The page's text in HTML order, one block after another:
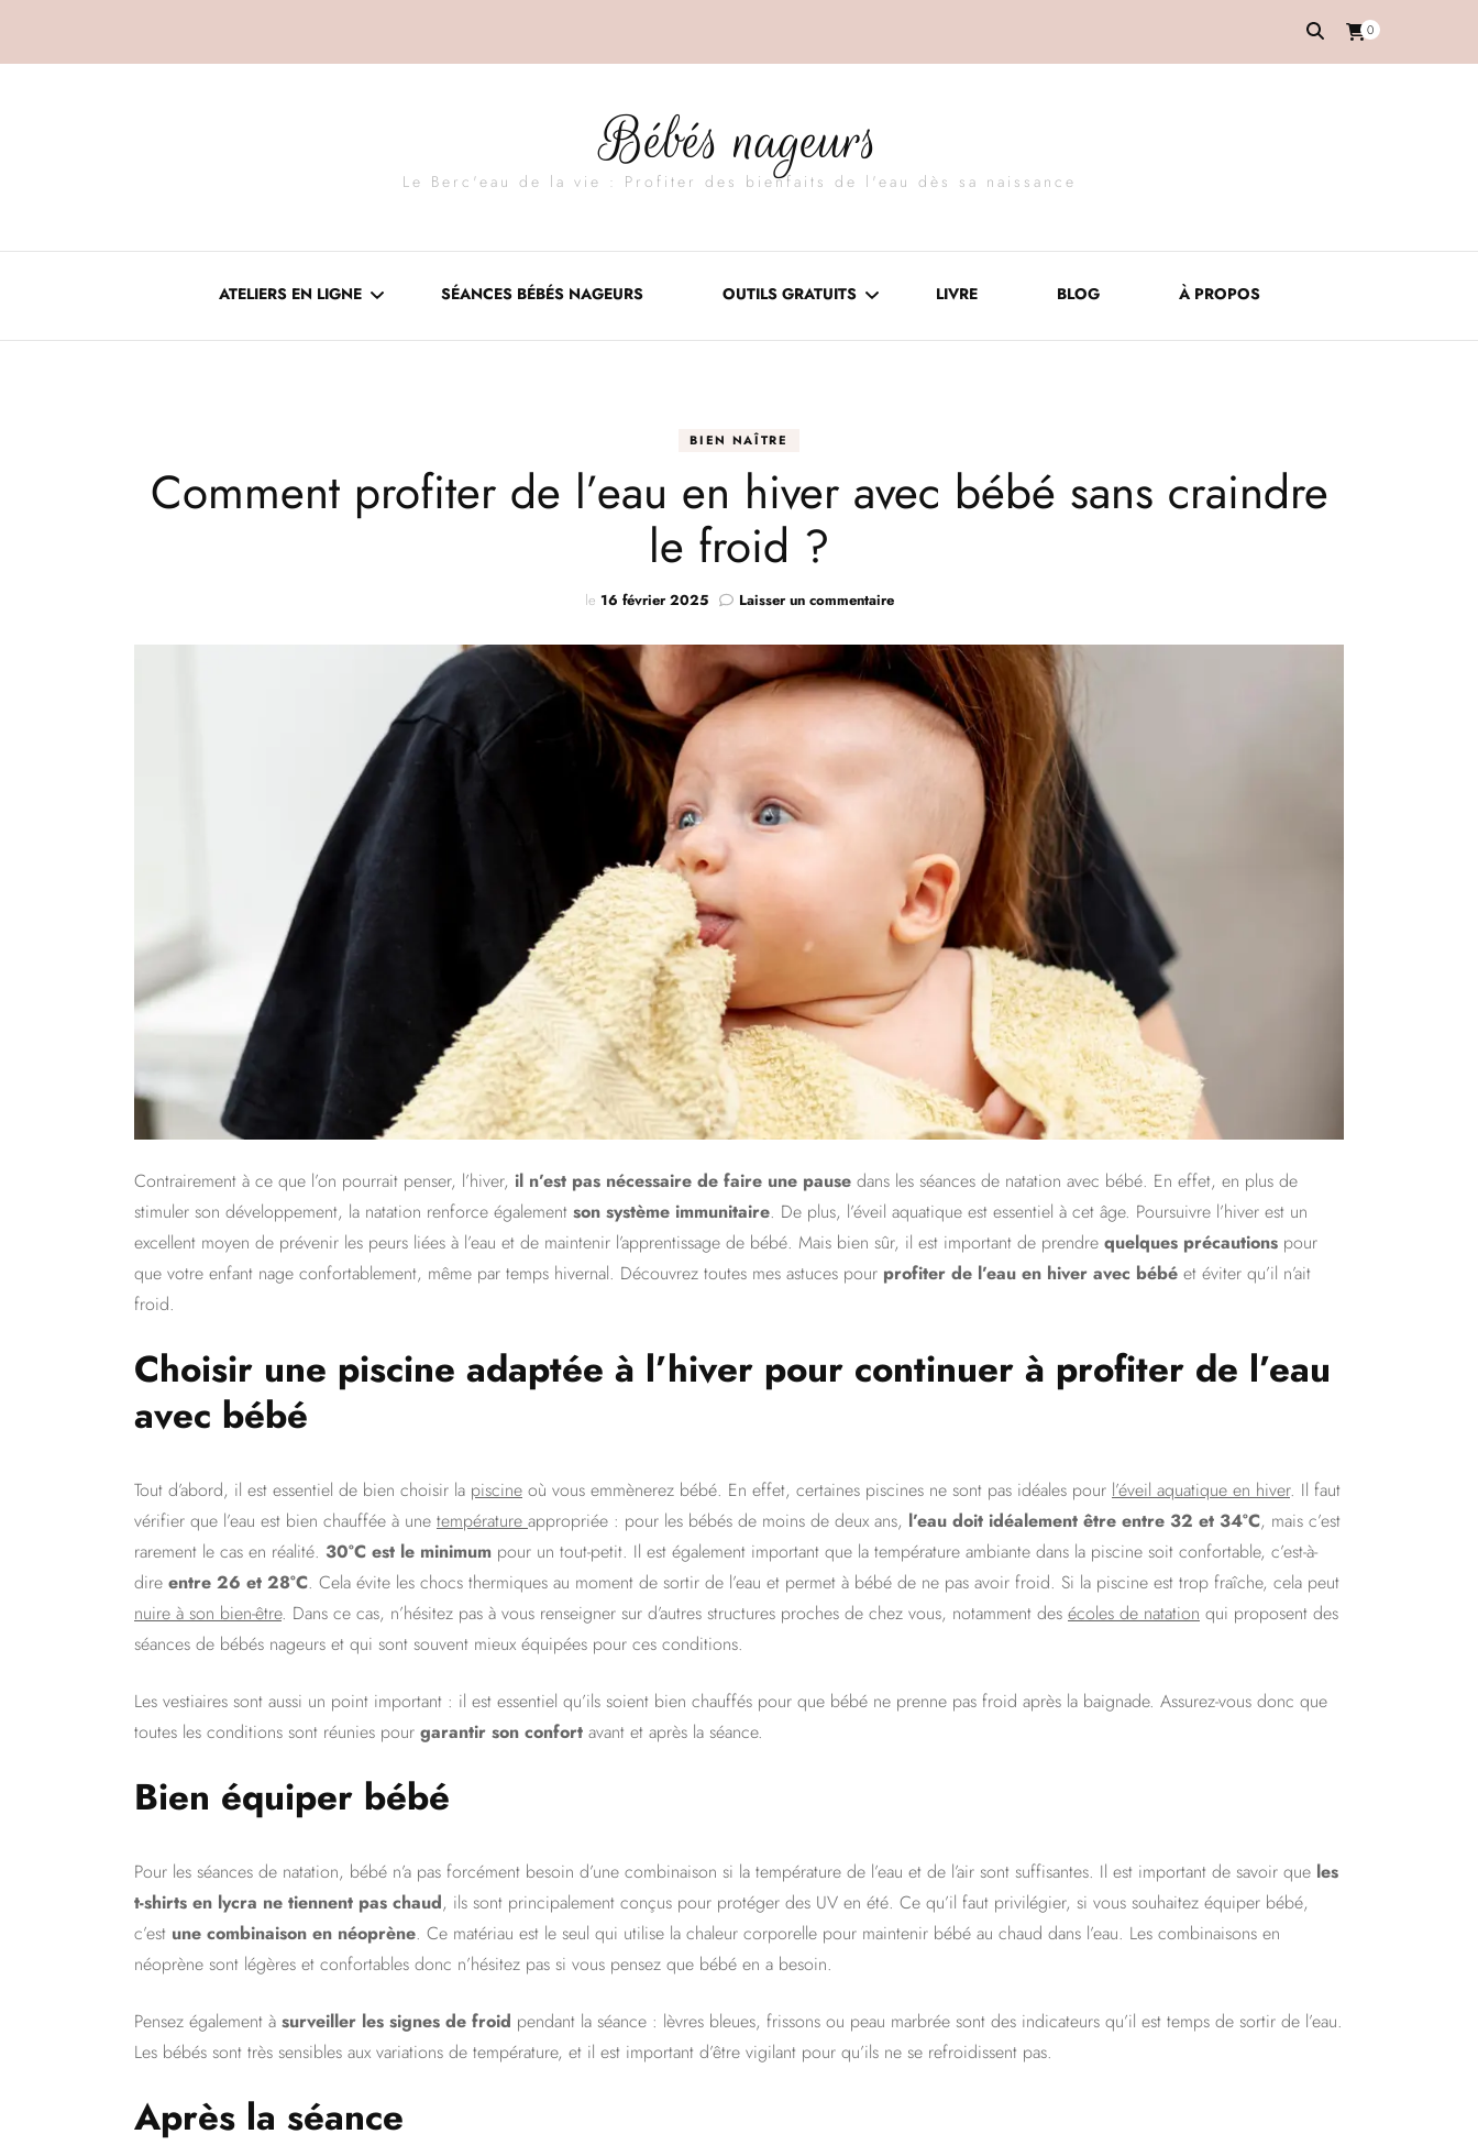
0
Bébés nageurs
Le Berc'eau de la vie : Profiter des bienfaits de l'eau dès sa naissance
ATELIERS EN LIGNE
VOTRE ACCÈS À L’ATELIER
0/12 MOIS
VOTRE ACCÈS À L’ATELIER
VOTRE ACCÈS À L’ATELIER
SÉANCES BÉBÉS NAGEURS OUTILS GRATUITS LIVRE BLOG À PROPOS
BIEN NAÎTRE
Comment profiter de l’eau en hiver avec bébé sans craindre
le froid ?
le 16 février 2025 Laisser un commentairesur
profiter
de
l’eau
en
hiver
froid
?
Contrairement à ce que l’on pourrait penser, l’hiver, il n’est pas nécessaire de faire une pause dans les séances de natation avec bébé. En effet, en plus de
stimuler son développement, la natation renforce également son système immunitaire. De plus, l’éveil aquatique est essentiel à cet âge. Poursuivre l’hiver est un
excellent moyen de prévenir les peurs liées à l’eau et de maintenir l’apprentissage de bébé. Mais bien sûr, il est important de prendre quelques précautions pour
que votre enfant nage confortablement, même par temps hivernal. Découvrez toutes mes astuces pour profiter de l’eau en hiver avec bébé et éviter qu’il n’ait
froid.
Choisir une piscine adaptée à l’hiver pour continuer à profiter de l’eau
avec bébé
Tout d’abord, il est essentiel de bien choisir la piscine où vous emmènerez bébé. En effet, certaines piscines ne sont pas idéales pour l’éveil aquatique en hiver. Il faut
vérifier que l’eau est bien chauffée à une température appropriée : pour les bébés de moins de deux ans, l’eau doit idéalement être entre 32 et 34°C, mais c’est
rarement le cas en réalité. 30°C est le minimum pour un tout-petit. Il est également important que la température ambiante dans la piscine soit confortable, c’est-à-
dire entre 26 et 28°C. Cela évite les chocs thermiques au moment de sortir de l’eau et permet à bébé de ne pas avoir froid. Si la piscine est trop fraîche, cela peut
nuire à son bien-être. Dans ce cas, n’hésitez pas à vous renseigner sur d’autres structures proches de chez vous, notamment des écoles de natation qui proposent des
séances de bébés nageurs et qui sont souvent mieux équipées pour ces conditions.
Les vestiaires sont aussi un point important : il est essentiel qu’ils soient bien chauffés pour que bébé ne prenne pas froid après la baignade. Assurez-vous donc que
toutes les conditions sont réunies pour garantir son confort avant et après la séance.
Bien équiper bébé
Pour les séances de natation, bébé n’a pas forcément besoin d’une combinaison si la température de l’eau et de l’air sont suffisantes. Il est important de savoir que les
t-shirts en lycra ne tiennent pas chaud, ils sont principalement conçus pour protéger des UV en été. Ce qu’il faut privilégier, si vous souhaitez équiper bébé,
c’est une combinaison en néoprène. Ce matériau est le seul qui utilise la chaleur corporelle pour maintenir bébé au chaud dans l’eau. Les combinaisons en
néoprène sont légères et confortables donc n’hésitez pas si vous pensez que bébé en a besoin.
Pensez également à surveiller les signes de froid pendant la séance : lèvres bleues, frissons ou peau marbrée sont des indicateurs qu’il est temps de sortir de l’eau.
Les bébés sont très sensibles aux variations de température, et il est important d’être vigilant pour qu’ils ne se refroidissent pas.
Après la séance